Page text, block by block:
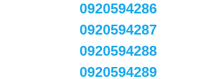
0920594286
0920594287
0920594288
0920594289